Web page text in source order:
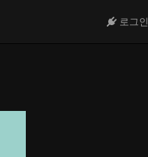
로그인